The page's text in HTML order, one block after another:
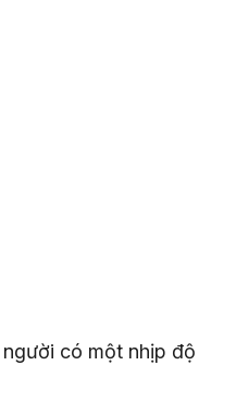
có một nhịp độ